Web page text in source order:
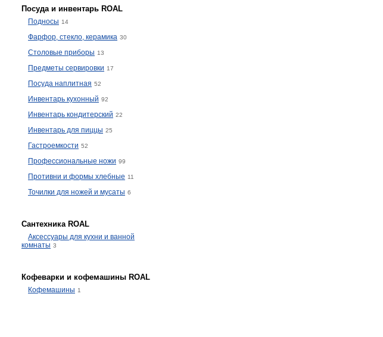
Посуда и инвентарь ROAL
Подносы 14
Фарфор, стекло, керамика 30
Столовые приборы 13
Предметы сервировки 17
Посуда наплитная 52
Инвентарь кухонный 92
Инвентарь кондитерский 22
Инвентарь для пиццы 25
Гастроемкости 52
Профессиональные ножи 99
Противни и формы хлебные 11
Точилки для ножей и мусаты 6
Сантехника ROAL
Аксессуары для кухни и ванной
комнаты 3
Кофеварки и кофемашины ROAL
Кофемашины 1